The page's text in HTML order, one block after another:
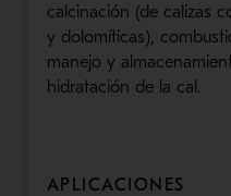
calcinación (de calizas
y dolomíticas), co
manejoy
hidratación de la cal.
APLICACIONES